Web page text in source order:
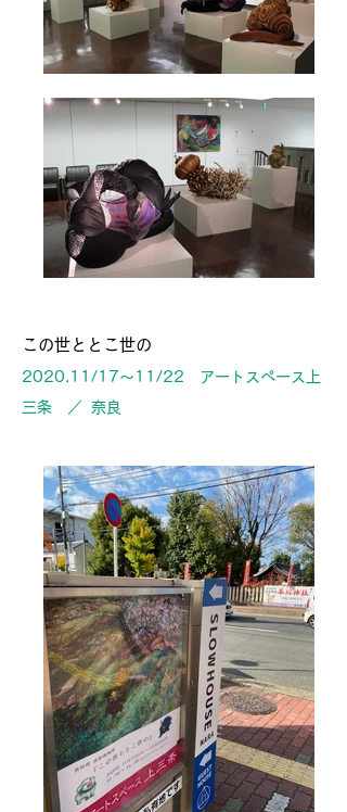
この世ととこ世の
2020.11/17〜11/22 アートスペース上
三条 ／ 奈良